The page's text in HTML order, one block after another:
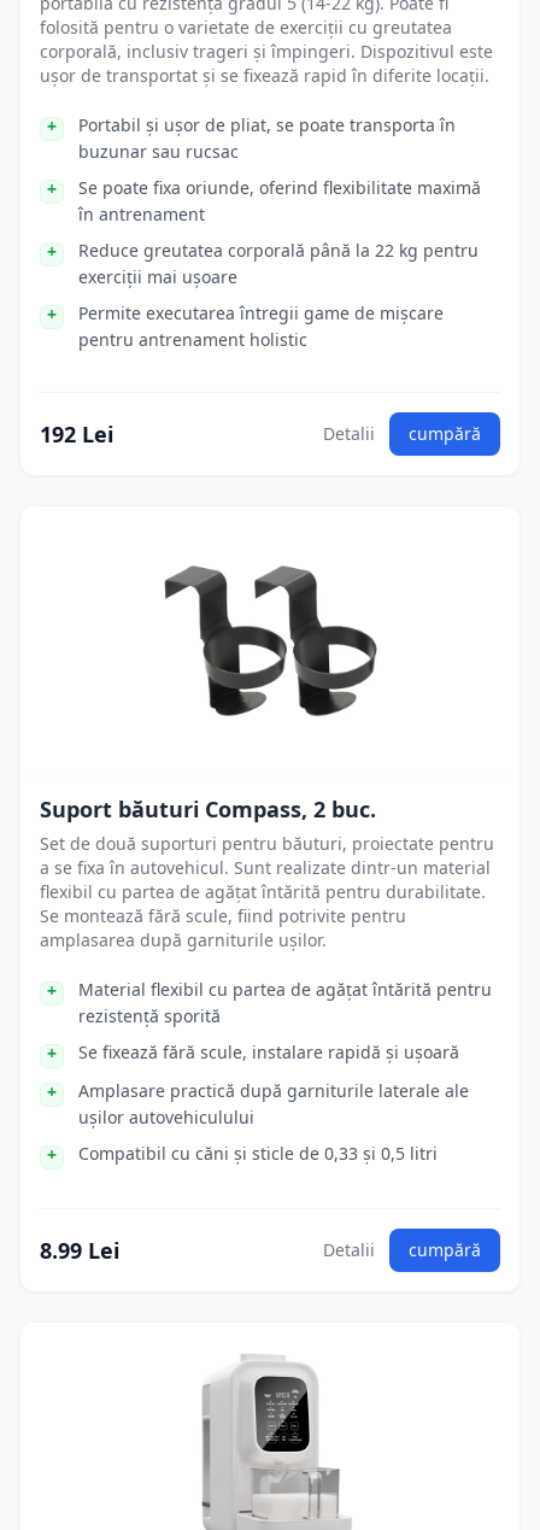
folosită pentru o varietate de exerciții cu greutatea
corporală, inclusiv trageri și împingeri. Dispozitivul este
ușor de transportat și se fixează rapid în diferite locații.
Portabil și ușor de pliat, se poate transporta în
buzunar sau rucsac
Se poate fixa oriunde, oferind flexibilitate maximă
în antrenament
Reduce greutatea corporală până la 22 kg pentru
exerciții mai ușoare
Permite executarea întregii game de mișcare
pentru antrenament holistic
192 Lei Detalii cumpără
Suport băuturi Compass, 2 buc.
Set de două suporturi pentru băuturi, proiectate pentru
a se fixa în autovehicul. Sunt realizate dintr-un material
flexibil cu partea de agățat întărită pentru durabilitate.
Se montează fără scule, fiind potrivite pentru
amplasarea după garniturile ușilor.
Material flexibil cu partea de agățat întărită pentru
rezistență sporită
Se fixează fără scule, instalare rapidă și ușoară
Amplasare practică după garniturile laterale ale
ușilor autovehiculului
Compatibil cu căni și sticle de 0,33 și 0,5 litri
8.99 Lei Detalii cumpără